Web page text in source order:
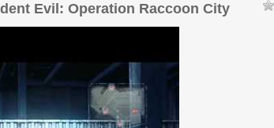
Evil: Operation Raccoon City